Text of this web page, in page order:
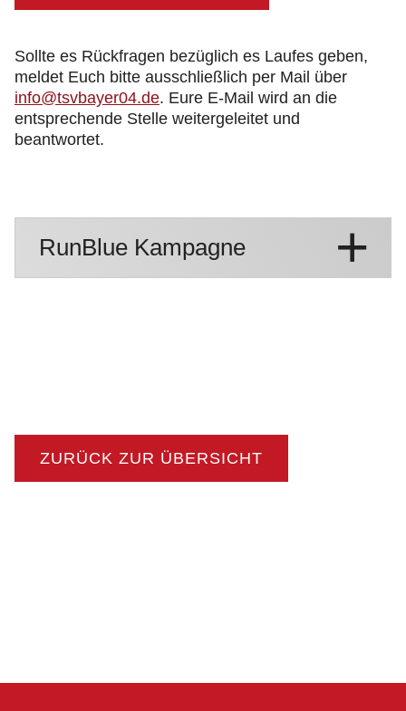
Sollte es Rückfragen bezüglich es Laufes geben,
meldet Euch bitte ausschließlich per Mail über
info@tsvbayer04.de. Eure E-Mail wird an die
entsprechende Stelle weitergeleitet und
beantwortet.
RunBlue Kampagne
ZURÜCK ZUR ÜBERSICHT